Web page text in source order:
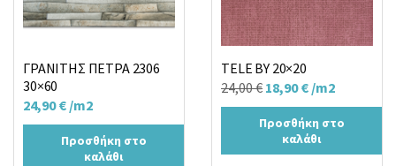
ΓΡΑΝΙΤΗΣ ΠΕΤΡΑ 2306
30×60
24,90€ /m2
Προσθήκη στο
καλάθι
TELE BY 20×20
24,00€ Original
price
was:
24,00 €.
18,90€Η
τρέχουσα
τιμή
είναι:
/m2
Προσθήκη στο
καλάθι